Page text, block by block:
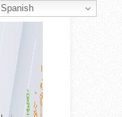
Spanish